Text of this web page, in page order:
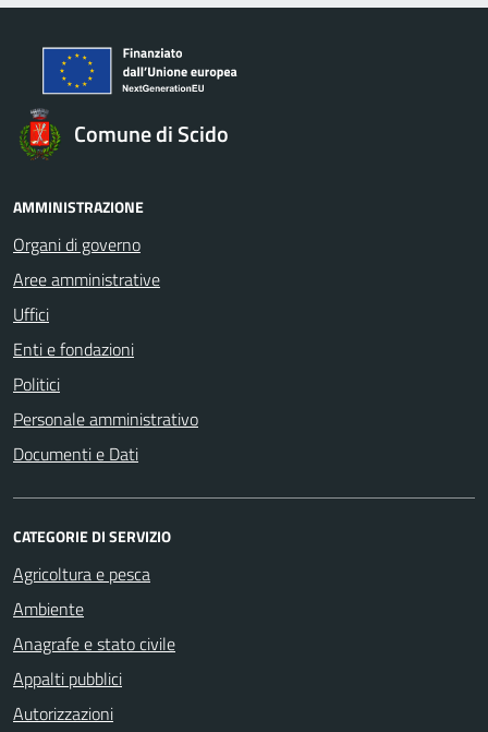
Comune di Scido
AMMINISTRAZIONE
Organi di governo
Aree amministrative
Uffici
Enti e fondazioni
Politici
Personale amministrativo
Documenti e Dati
CATEGORIE DI SERVIZIO
Agricoltura e pesca
Ambiente
Anagrafe e stato civile
Appalti pubblici
Autorizzazioni